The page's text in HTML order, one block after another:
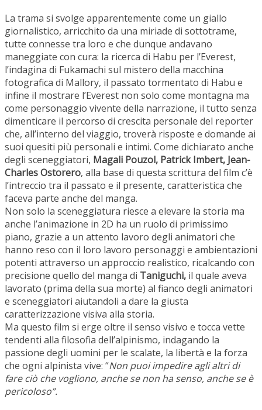
La trama si svolge apparentemente come un giallo
giornalistico, arricchito da una miriade di sottotrame,
tutte connesse tra loro e che dunque andavano
maneggiate con cura: la ricerca di Habu per l’Everest,
l’indagina di Fukamachi sul mistero della macchina
fotografica di Mallory, il passato tormentato di Habu e
infine il mostrare l’Everest non solo come montagna ma
come personaggio vivente della narrazione, il tutto senza
dimenticare il percorso di crescita personale del reporter
che, all’interno del viaggio, troverà risposte e domande ai
suoi quesiti più personali e intimi. Come dichiarato anche
degli sceneggiatori, Magali Pouzol, Patrick Imbert, Jean-
Charles Ostorero, alla base di questa scrittura del film c’è
l’intreccio tra il passato e il presente, caratteristica che
faceva parte anche del manga.
Non solo la sceneggiatura riesce a elevare la storia ma
anche l’animazione in 2D ha un ruolo di primissimo
piano, grazie a un attento lavoro degli animatori che
hanno reso con il loro lavoro personaggi e ambientazioni
potenti attraverso un approccio realistico, ricalcando con
precisione quello del manga di Taniguchi, il quale aveva
lavorato (prima della sua morte) al fianco degli animatori
e sceneggiatori aiutandoli a dare la giusta
caratterizzazione visiva alla storia.
Ma questo film si erge oltre il senso visivo e tocca vette
tendenti alla filosofia dell’alpinismo, indagando la
passione degli uomini per le scalate, la libertà e la forza
che ogni alpinista vive: “Non puoi impedire agli altri di
fare ciò che vogliono, anche se non ha senso, anche se è
pericoloso”.